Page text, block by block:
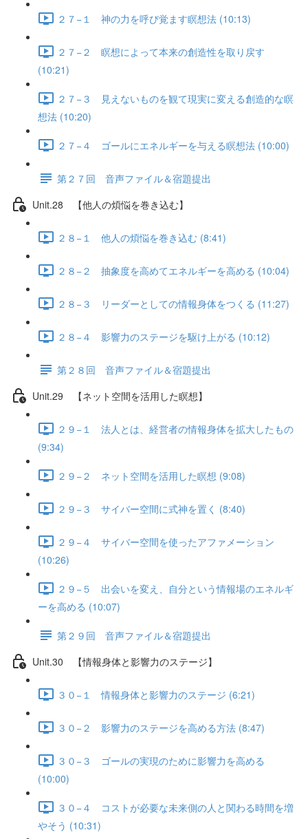
２７−１ 神の力を呼び覚ます瞑想法 (10:13)
２７−２ 瞑想によって本来の創造性を取り戻す
(10:21)
２７−３ 見えないものを観て現実に変える創造的な瞑
想法 (10:20)
２７−４ ゴールにエネルギーを与える瞑想法 (10:00)
第２７回 音声ファイル＆宿題提出
Unit.28 【他人の煩悩を巻き込む】
２８−１ 他人の煩悩を巻き込む (8:41)
２８−２ 抽象度を高めてエネルギーを高める (10:04)
２８−３ リーダーとしての情報身体をつくる (11:27)
２８−４ 影響力のステージを駆け上がる (10:12)
第２８回 音声ファイル＆宿題提出
Unit.29 【ネット空間を活用した瞑想】
２９−１ 法人とは、経営者の情報身体を拡大したもの
(9:34)
２９−２ ネット空間を活用した瞑想 (9:08)
２９−３ サイバー空間に式神を置く (8:40)
２９−４ サイバー空間を使ったアファメーション
(10:26)
２９−５ 出会いを変え、自分という情報場のエネルギ
ーを高める (10:07)
第２９回 音声ファイル＆宿題提出
Unit.30 【情報身体と影響力のステージ】
３０−１ 情報身体と影響力のステージ (6:21)
３０−２ 影響力のステージを高める方法 (8:47)
３０−３ ゴールの実現のために影響力を高める
(10:00)
３０−４ コストが必要な未来側の人と関わる時間を増
やそう (10:31)